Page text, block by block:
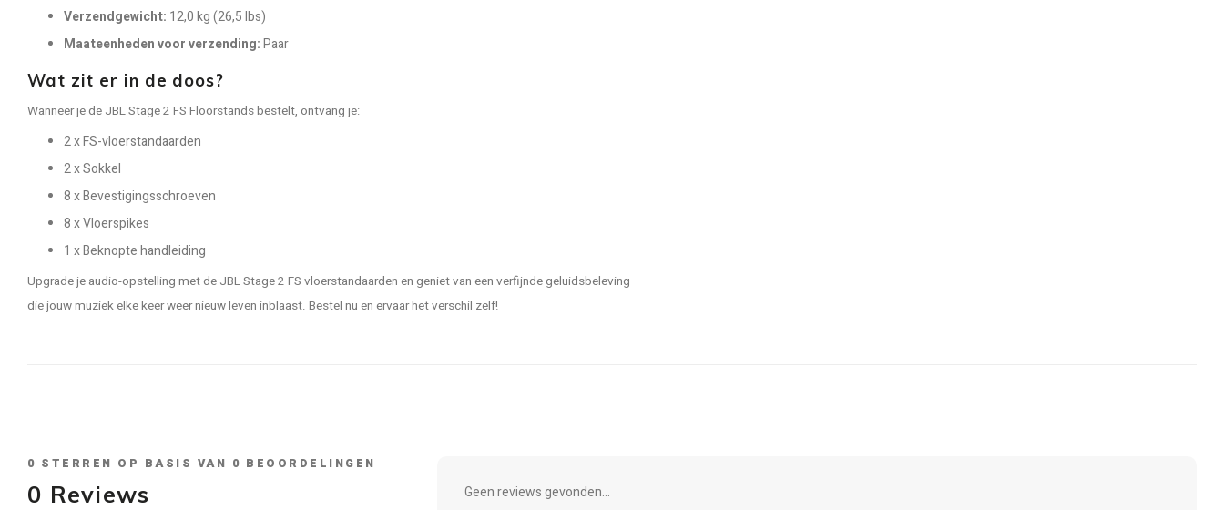
Verzendgewicht: 12,0 kg (26,5 lbs)
Maateenheden voor verzending:Paar
Wat zit er in de doos?
Wanneer je de JBL Stage 2 FS Floorstands bestelt, ontvang je:
2 x FS-vloerstandaarden
2 x Sokkel
8 x Bevestigingsschroeven
8 x Vloerspikes
1 x Beknopte handleiding
Upgrade je audio-opstelling met de JBL Stage 2 FS vloerstandaarden en geniet van een verfijnde geluidsbeleving
die jouw muziek elke keer weer nieuw leven inblaast. Bestel nu en ervaar het verschil zelf!
0 STERREN OP BASIS VAN 0 BEOORDELINGEN
0 Reviews Geen reviews gevonden...